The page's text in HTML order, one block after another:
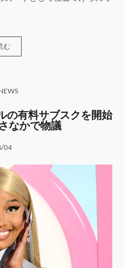
む
の有料サブスクを開始
なかで物議
04